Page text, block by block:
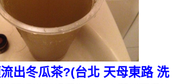
出冬瓜茶?(台北 天母東路 洗